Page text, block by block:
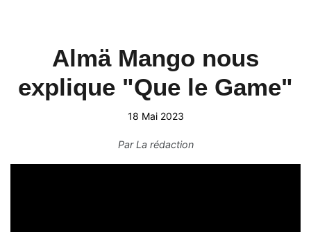
Almä Mango nous
explique "Que le Game"
18 Mai 2023
ParLa rédaction